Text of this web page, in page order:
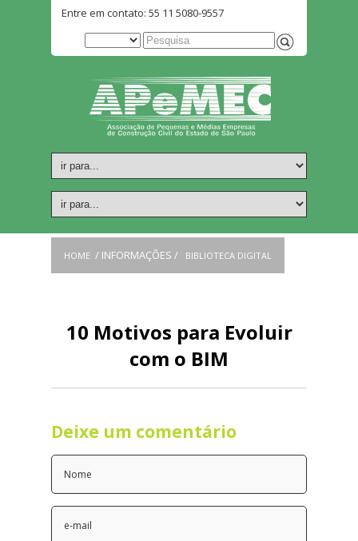
Entre em contato: 55 11 5080-9557
BIBLIOTECA DIGITAL
HOME / INFORMAÇÕES / BIBLIOTECA DIGITAL
10 Motivos para Evoluir
com o BIM
Deixe um comentário